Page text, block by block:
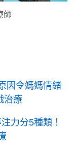
師
因令媽媽情緒
治療
力分5種類！